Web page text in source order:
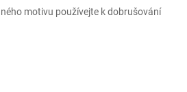
motivu používejte k dobrušování